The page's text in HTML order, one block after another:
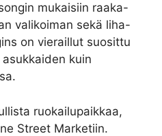
mukaisiin raaka-
valikoiman sekä liha-
on vieraillut suosittu
kuin
ruokailupaikkaa,
Street Marketiin.